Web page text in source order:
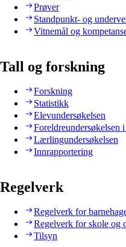
Prøver
Standpunkt- og
Vitnemål og
Tall og forskning
Forskning
Statistikk
Elevundersøkelsen
Foreldreundersøkelsen
Lærlingundersøkelsen
Innrapportering
Regelverk
Regelverk for
Regelverk for skole og
Tilsyn